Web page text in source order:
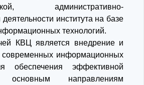
административно-
института на базе
технологий.
КВЦ является внедрение и
современных информационных
обеспечения эффективной
направлениям